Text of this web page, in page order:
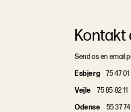
Kontakt
Send os en email
Esbjerg
75 47 01
Vejle
75 85 82 11
Odense
55 37 74